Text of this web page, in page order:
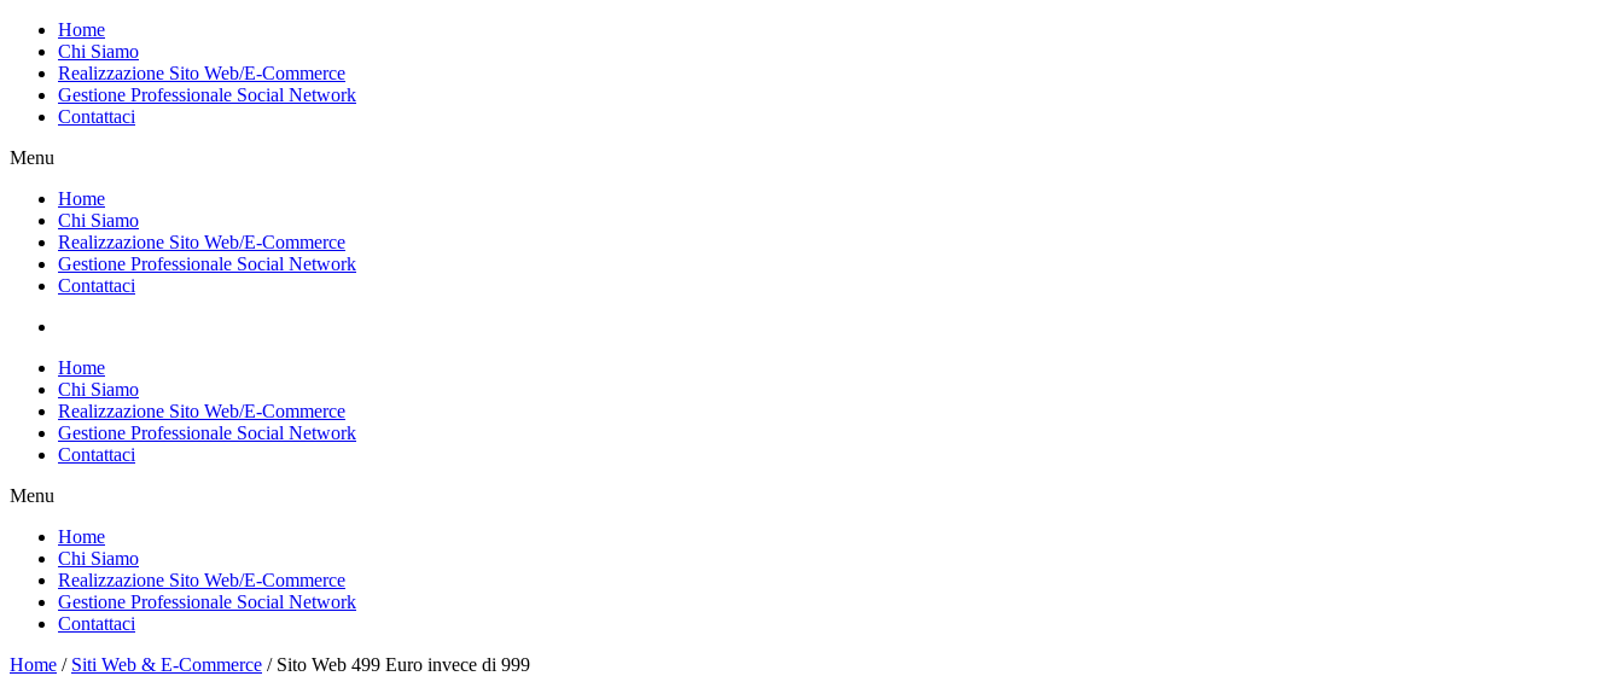
contenuto
Home
Chi Siamo
Realizzazione Sito Web/E-Commerce
Gestione Professionale Social Network
Contattaci
Menu
Home
Chi Siamo
Realizzazione Sito Web/E-Commerce
Gestione Professionale Social Network
Contattaci
Home
Chi Siamo
Realizzazione Sito Web/E-Commerce
Gestione Professionale Social Network
Contattaci
Menu
Home
Chi Siamo
Realizzazione Sito Web/E-Commerce
Gestione Professionale Social Network
Contattaci
Home / Siti Web & E-Commerce / Sito Web 499 Euro invece di 999